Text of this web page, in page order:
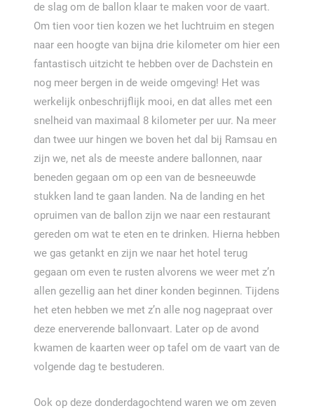
de slag om de ballon klaar te maken voor de vaart.
Om tien voor tien kozen we het luchtruim en stegen
naar een hoogte van bijna drie kilometer om hier een
fantastisch uitzicht te hebben over de Dachstein en
nog meer bergen in de weide omgeving! Het was
werkelijk onbeschrijflijk mooi, en dat alles met een
snelheid van maximaal 8 kilometer per uur. Na meer
dan twee uur hingen we boven het dal bij Ramsau en
zijn we, net als de meeste andere ballonnen, naar
beneden gegaan om op een van de besneeuwde
stukken land te gaan landen. Na de landing en het
opruimen van de ballon zijn we naar een restaurant
gereden om wat te eten en te drinken. Hierna hebben
we gas getankt en zijn we naar het hotel terug
gegaan om even te rusten alvorens we weer met z’n
allen gezellig aan het diner konden beginnen. Tijdens
het eten hebben we met z’n alle nog nagepraat over
deze enerverende ballonvaart. Later op de avond
kwamen de kaarten weer op tafel om de vaart van de
volgende dag te bestuderen.
Ook op deze donderdagochtend waren we om zeven